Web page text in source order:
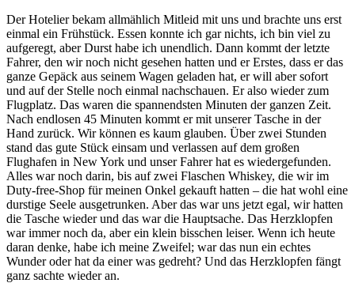
Der Hotelier bekam allmählich Mitleid mit uns und brachte uns erst
einmal ein Frühstück. Essen konnte ich gar nichts, ich bin viel zu
aufgeregt, aber Durst habe ich unendlich. Dann kommt der letzte
Fahrer, den wir noch nicht gesehen hatten und er Erstes, dass er das
ganze Gepäck aus seinem Wagen geladen hat, er will aber sofort
und auf der Stelle noch einmal nachschauen. Er also wieder zum
Flugplatz. Das waren die spannendsten Minuten der ganzen Zeit.
Nach endlosen 45 Minuten kommt er mit unserer Tasche in der
Hand zurück. Wir können es kaum glauben. Über zwei Stunden
stand das gute Stück einsam und verlassen auf dem großen
Flughafen in New York und unser Fahrer hat es wiedergefunden.
Alles war noch darin, bis auf zwei Flaschen Whiskey, die wir im
Duty-free-Shop für meinen Onkel gekauft hatten – die hat wohl eine
durstige Seele ausgetrunken. Aber das war uns jetzt egal, wir hatten
die Tasche wieder und das war die Hauptsache. Das Herzklopfen
war immer noch da, aber ein klein bisschen leiser. Wenn ich heute
daran denke, habe ich meine Zweifel; war das nun ein echtes
Wunder oder hat da einer was gedreht? Und das Herzklopfen fängt
ganz sachte wieder an.